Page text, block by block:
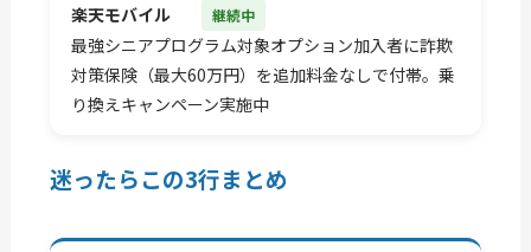
楽天モバイル 継続中
最強シニアプログラム対象オプション加入者に詐欺
対策保険（最大60万円）を追加料金なしで付帯。乗
り換えキャンペーン実施中
迷ったらこの3行まとめ